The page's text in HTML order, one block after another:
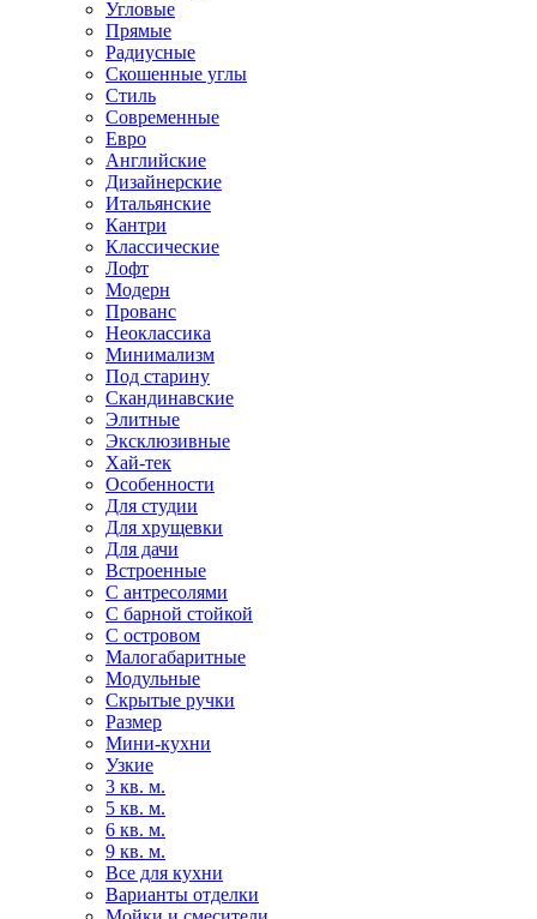
Угловые
Прямые
Радиусные
Скошенные углы
Стиль
Современные
Евро
Английские
Дизайнерские
Итальянские
Кантри
Классические
Лофт
Модерн
Прованс
Неоклассика
Минимализм
Под старину
Скандинавские
Элитные
Эксклюзивные
Хай-тек
Особенности
Для студии
Для хрущевки
Для дачи
Встроенные
С антресолями
С барной стойкой
С островом
Малогабаритные
Модульные
Скрытые ручки
Размер
Мини-кухни
Узкие
3 кв. м.
5 кв. м.
6 кв. м.
9 кв. м.
Все для кухни
Варианты отделки